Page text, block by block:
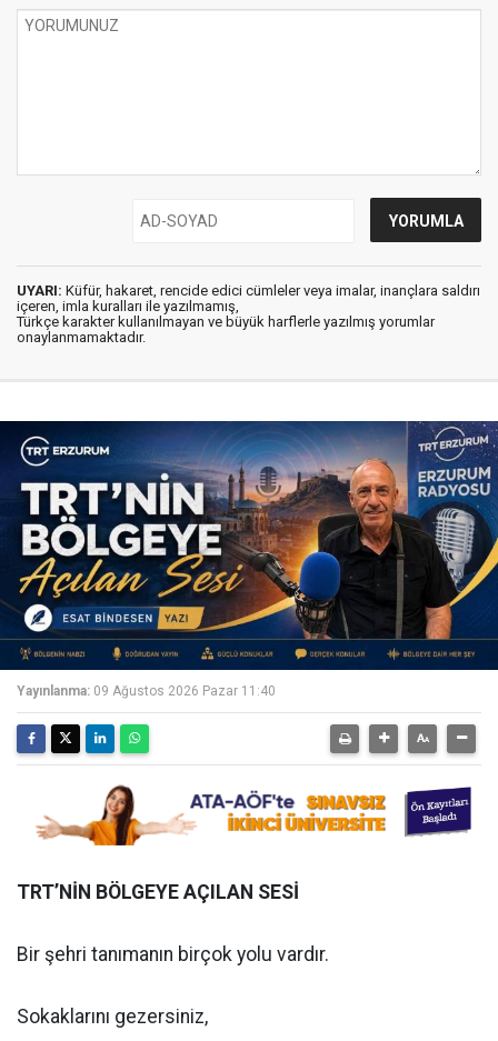
UYARI: Küfür, hakaret, rencide edici cümleler veya imalar, inançlara saldırı
içeren, imla kuralları ile yazılmamış,
Türkçe karakter kullanılmayan ve büyük harflerle yazılmış yorumlar
onaylanmamaktadır.
Yayınlanma: 09 Ağustos 2026 Pazar 11:40
TRT’NİN BÖLGEYE AÇILAN SESİ
Bir şehri tanımanın birçok yolu vardır.
Sokaklarını gezersiniz,